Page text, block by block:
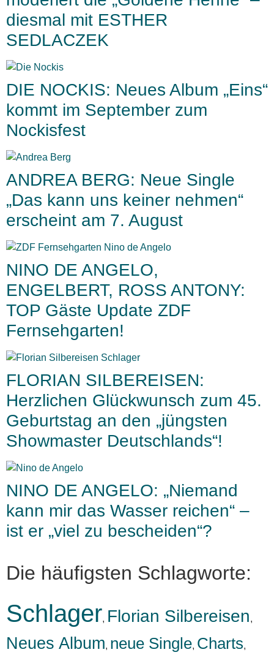
diesmal mit ESTHER
SEDLACZEK
DIE NOCKIS: Neues Album „Eins“
kommt im September zum
Nockisfest
ANDREA BERG: Neue Single
„Das kann uns keiner nehmen“
erscheint am 7. August
NINO DE ANGELO,
ENGELBERT, ROSS ANTONY:
TOP Gäste Update ZDF
Fernsehgarten!
FLORIAN SILBEREISEN:
Herzlichen Glückwunsch zum 45.
Geburtstag an den „jüngsten
Showmaster Deutschlands“!
NINO DE ANGELO: „Niemand
kann mir das Wasser reichen“ –
ist er „viel zu bescheiden“?
Die häufigsten Schlagworte:
Schlager, Florian Silbereisen,
Neues Album, neue Single, Charts,